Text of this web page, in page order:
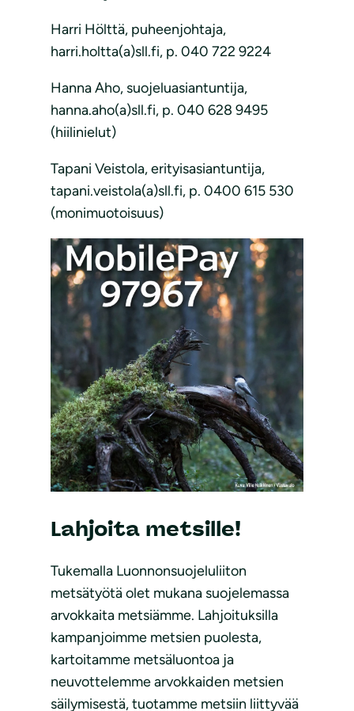
Harri Hölttä, puheenjohtaja,
harri.holtta(a)sll.fi, p. 040 722 9224
Hanna Aho, suojeluasiantuntija,
hanna.aho(a)sll.fi, p. 040 628 9495
(hiilinielut)
Tapani Veistola, erityisasiantuntija,
tapani.veistola(a)sll.fi, p. 0400 615 530
(monimuotoisuus)
Lahjoita metsille!
Tukemalla Luonnonsuojeluliiton
metsätyötä olet mukana suojelemassa
arvokkaita metsiämme. Lahjoituksilla
kampanjoimme metsien puolesta,
kartoitamme metsäluontoa ja
neuvottelemme arvokkaiden metsien
säilymisestä, tuotamme metsiin liittyvää